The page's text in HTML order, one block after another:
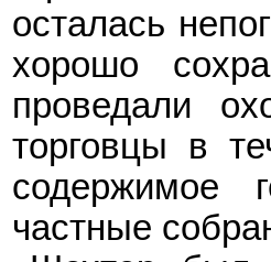
осталась
хорошо
проведали
торговцы в
содержимое
частные